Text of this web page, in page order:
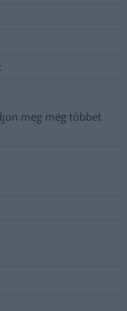
meg még többet